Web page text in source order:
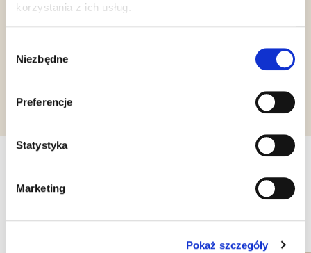
korzystania z ich usług.
zgody
Niezbędne
Preferencje
Statystyka
Marketing
Pokaż szczegóły
Gluten Free
Inne produkty, które mogą Cię